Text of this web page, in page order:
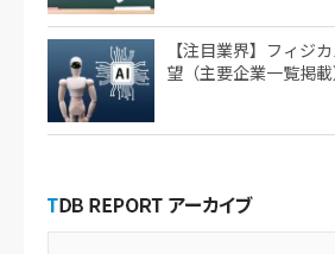
【注目業界】フィジ
望（主要企業一覧掲載